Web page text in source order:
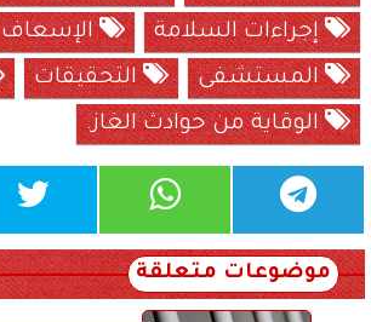
إجراءات السلامة
الإسعاف
المستشفى
التحقيقات
الوقاية من حوادث الغاز.
موضوعات متعلقة